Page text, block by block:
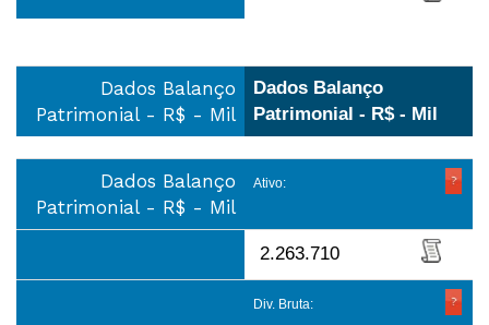
Dados Balanço
Patrimonial - R$ - Mil
Dados Balanço
Patrimonial - R$ - Mil
Dados Balanço
Patrimonial - R$ - Mil
Ativo:
2.263.710
Div. Bruta: